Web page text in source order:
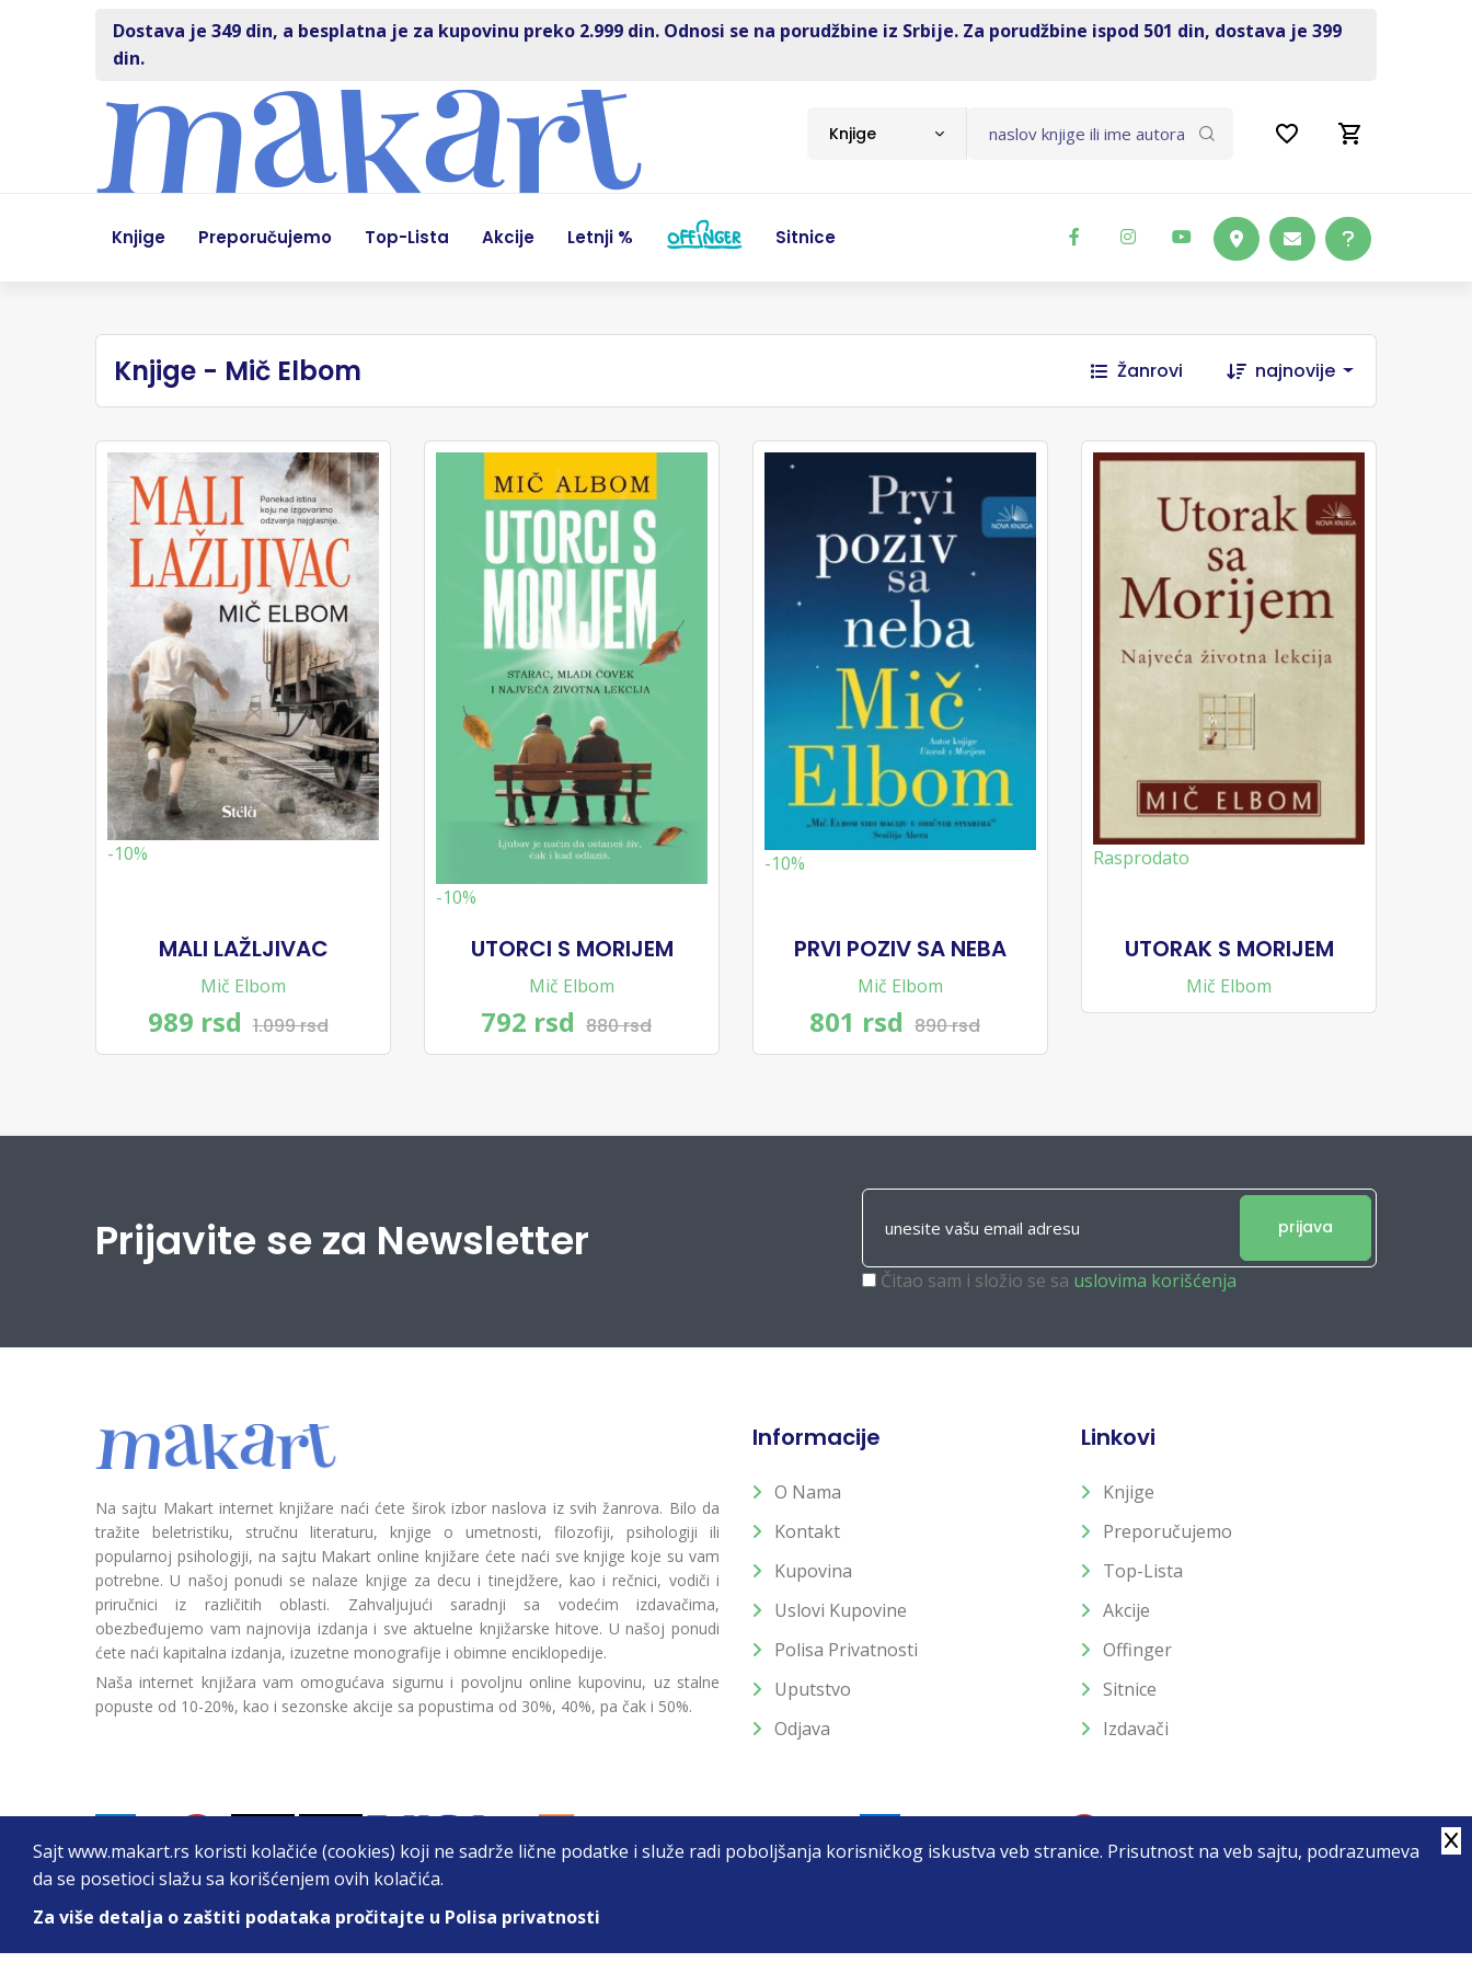
Sajt www.makart.rs koristi kolačiće (cookies) koji ne sadrže lične podatke i služe radi poboljšanja korisničkog iskustva veb stranice. Prisutnost na veb sajtu, podrazumeva
da se posetioci slažu sa korišćenjem ovih kolačića.
Za više detalja o zaštiti podataka pročitajte u Polisa privatnosti
Dostava je 349 din, a besplatna je za kupovinu preko 2.999 din. Odnosi se na porudžbine iz Srbije. Za porudžbine ispod 501 din, dostava je 399
din.
Knjige
Knjige Preporučujemo Top-Lista Akcije Letnji % Sitnice
Knjige - Mič Elbom Žanrovi najnovije
-10%
MALI LAŽLJIVAC
Mič Elbom
989 rsd 1.099 rsd
-10%
UTORCI S MORIJEM
Mič Elbom
792 rsd 880 rsd
-10%
PRVI POZIV SA NEBA
Mič Elbom
801 rsd 890 rsd
Rasprodato
UTORAK S MORIJEM
Mič Elbom
Prijavite se za Newsletter prijava
Čitao sam i složio se sa uslovima korišćenja
Na sajtu Makart internet knjižare naći ćete širok izbor naslova iz svih žanrova. Bilo da
tražite beletristiku, stručnu literaturu, knjige o umetnosti, filozofiji, psihologiji ili
popularnoj psihologiji, na sajtu Makart online knjižare ćete naći sve knjige koje su vam
potrebne. U našoj ponudi se nalaze knjige za decu i tinejdžere, kao i rečnici, vodiči i
priručnici iz različitih oblasti. Zahvaljujući saradnji sa vodećim izdavačima,
obezbeđujemo vam najnovija izdanja i sve aktuelne knjižarske hitove. U našoj ponudi
ćete naći kapitalna izdanja, izuzetne monografije i obimne enciklopedije.
Naša internet knjižara vam omogućava sigurnu i povoljnu online kupovinu, uz stalne
popuste od 10-20%, kao i sezonske akcije sa popustima od 30%, 40%, pa čak i 50%.
Informacije
O Nama
Kontakt
Kupovina
Uslovi Kupovine
Polisa Privatnosti
Uputstvo
Odjava
Linkovi
Knjige
Preporučujemo
Top-Lista
Akcije
Offinger
Sitnice
Izdavači